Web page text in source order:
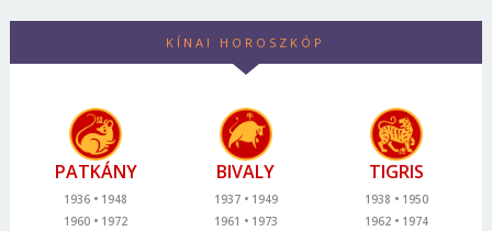
KÍNAI HOROSZKÓP
PATKÁNY
1936
1948
1960
1972
BIVALY
1937
1949
1961
1973
TIGRIS
1938
1950
1962
1974